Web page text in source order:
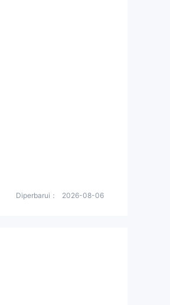
Diperbarui： 2026-08-06